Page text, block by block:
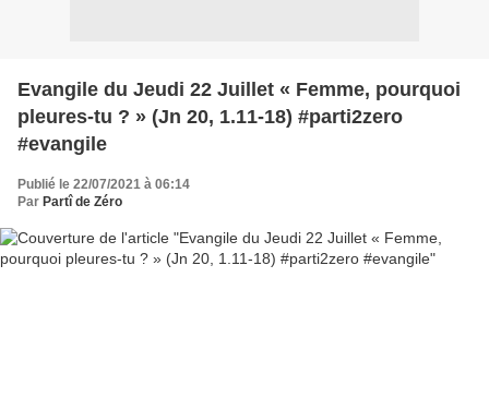
Evangile du Jeudi 22 Juillet « Femme, pourquoi
pleures-tu ? » (Jn 20, 1.11-18) #parti2zero
#evangile
Publié le 22/07/2021 à 06:14
Par Partî de Zéro